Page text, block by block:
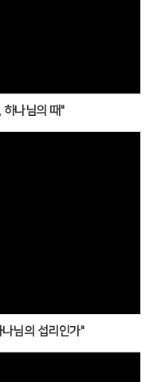
나님의 때"
님의 섭리인가"